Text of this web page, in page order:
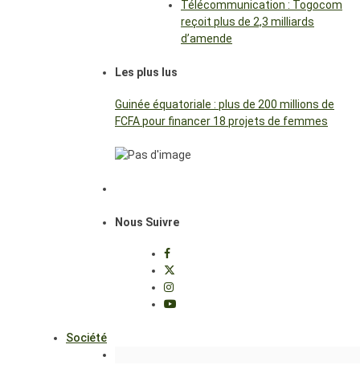
Télécommunication : Togocom
reçoit plus de 2,3 milliards
d’amende
Les plus lus
Guinée équatoriale : plus de 200 millions de
FCFA pour financer 18 projets de femmes
Nous Suivre
Société